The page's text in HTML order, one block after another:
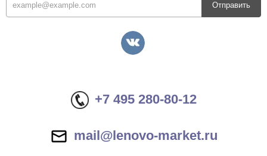
Отправить
+7 495 280-80-12
mail@lenovo-market.ru